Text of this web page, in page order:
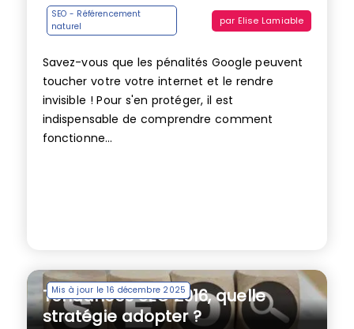
SEO - Référencement
naturel
par Elise Lamiable
Savez-vous que les pénalités Google peuvent
toucher votre votre internet et le rendre
invisible ! Pour s'en protéger, il est
indispensable de comprendre comment
fonctionne...
Mis à jour le 16 décembre 2025
Tendances SEO 2016, quelle
stratégie adopter ?